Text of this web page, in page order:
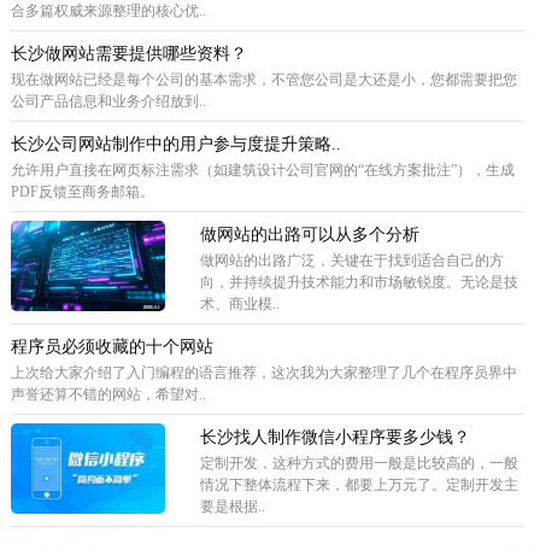
合多篇权威来源整理的核心优..
长沙做网站需要提供哪些资料？
现在做网站已经是每个公司的基本需求，不管您公司是大还是小，您都需要把您
公司产品信息和业务介绍放到..
长沙公司网站制作中的用户参与度提升策略..
允许用户直接在网页标注需求（如建筑设计公司官网的“在线方案批注”），生成
PDF反馈至商务邮箱。
做网站的出路可以从多个分析
做网站的出路广泛，关键在于找到适合自己的方
向，并持续提升技术能力和市场敏锐度。无论是技
术、商业模..
程序员必须收藏的十个网站
上次给大家介绍了入门编程的语言推荐，这次我为大家整理了几个在程序员界中
声誉还算不错的网站，希望对..
长沙找人制作微信小程序要多少钱？
定制开发，这种方式的费用一般是比较高的，一般
情况下整体流程下来，都要上万元了。定制开发主
要是根据..